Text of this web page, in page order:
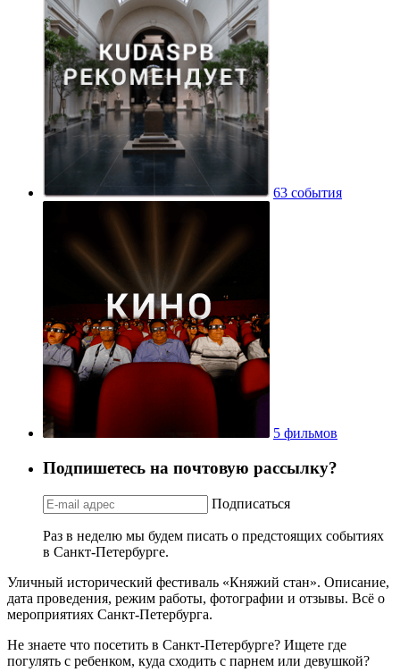
63 события
5 фильмов
Подпишетесь на почтовую рассылку?
Подписаться
Раз в неделю мы будем писать о предстоящих событиях
в Санкт-Петербурге.
Уличный исторический фестиваль «Княжий стан». Описание,
дата проведения, режим работы, фотографии и отзывы. Всё о
мероприятиях Санкт-Петербурга.
Не знаете что посетить в Санкт-Петербурге? Ищете где
погулять с ребенком, куда сходить с парнем или девушкой?